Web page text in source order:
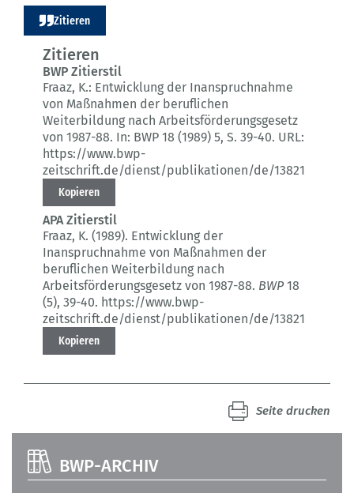
Zitieren
Zitieren
BWP Zitierstil
Fraaz, K.: Entwicklung der Inanspruchnahme
von Maßnahmen der beruflichen
Weiterbildung nach Arbeitsförderungsgesetz
von 1987-88. In: BWP 18 (1989) 5, S. 39-40. URL:
https://www.bwp-
zeitschrift.de/dienst/publikationen/de/13821
Kopieren
APA Zitierstil
Fraaz, K. (1989). Entwicklung der
Inanspruchnahme von Maßnahmen der
beruflichen Weiterbildung nach
Arbeitsförderungsgesetz von 1987-88. BWP18
(5), 39-40. https://www.bwp-
zeitschrift.de/dienst/publikationen/de/13821
Kopieren
Seite drucken
BWP-ARCHIV